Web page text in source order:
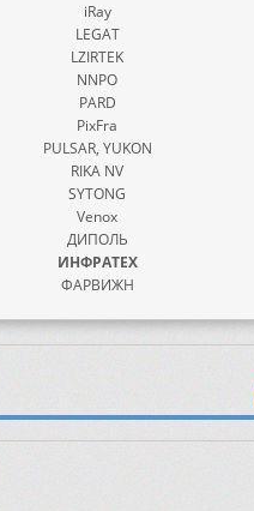
iRay
LEGAT
LZIRTEK
NNPO
PARD
PixFra
PULSAR, YUKON
RIKA NV
SYTONG
Venox
ДИПОЛЬ
ИНФРАТЕХ
ФАРВИЖН